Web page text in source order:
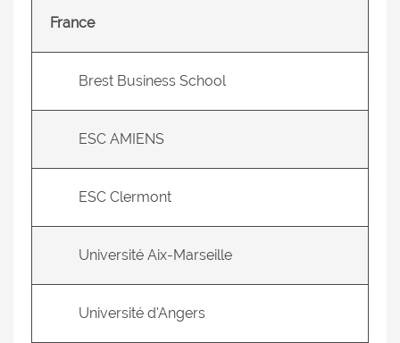
France
Brest Business School
ESC AMIENS
ESC Clermont
Université Aix-Marseille
Université d'Angers